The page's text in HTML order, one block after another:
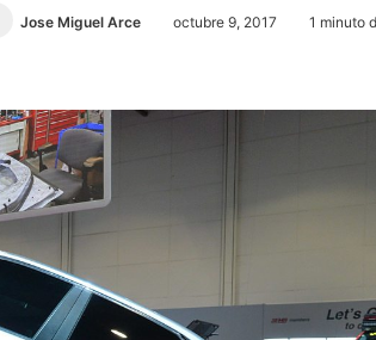
Jose Miguel Arce octubre 9, 2017 1 minuto